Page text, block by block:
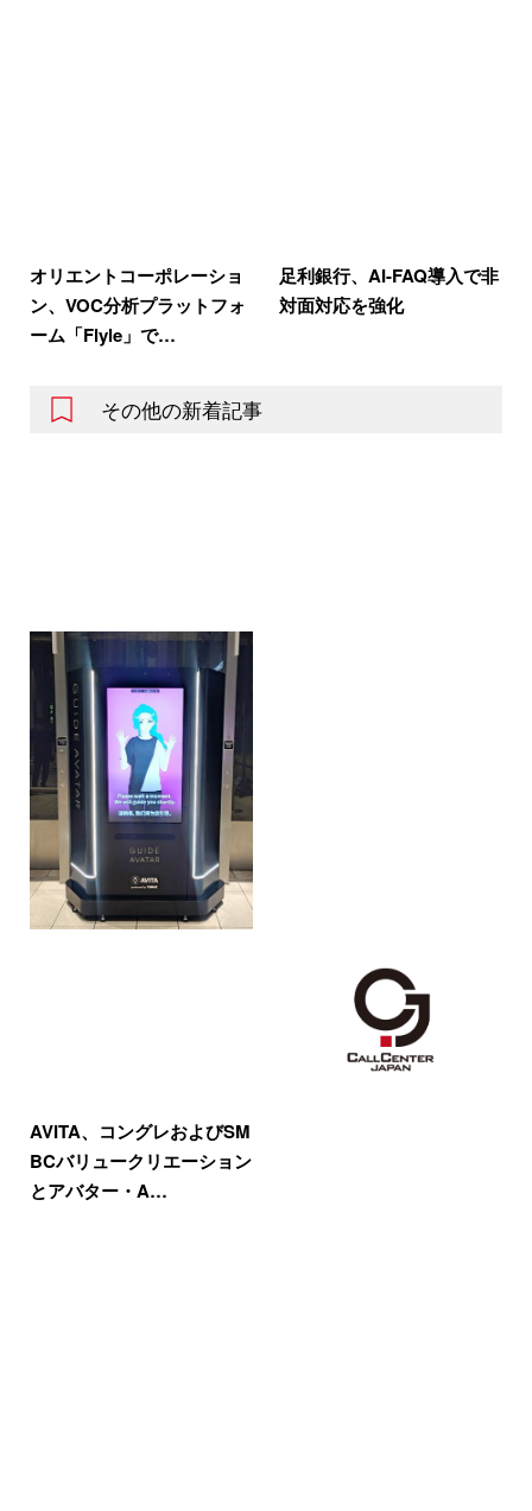
オリエントコーポレーショ
ン、VOC分析プラットフォ
ーム「Flyle」で…
足利銀行、AI-FAQ導入で非
対面対応を強化
その他の新着記事
AVITA、コングレおよびSM
BCバリュークリエーション
とアバター・A…